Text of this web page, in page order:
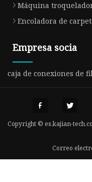
Máquina
Encoladora de
Empresa socia
caja de conexiones de
Copyright © es.kajian-
Correo